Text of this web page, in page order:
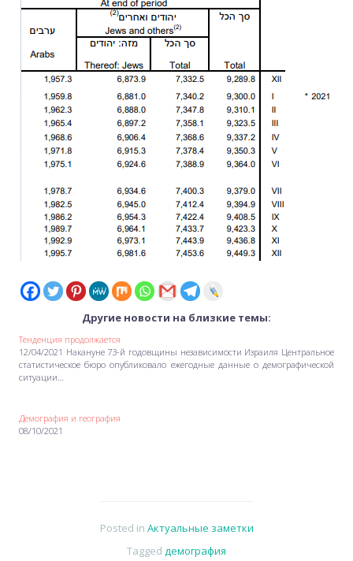
Другие новости на близкие темы:
Тенденция продолжается
12/04/2021 Накануне 73-й годовщины независимости Израиля Центральное
статистическое бюро опубликовало ежегодные данные о демографической
ситуации…
Демография и география
08/10/2021
Posted in Актуальные заметки
Tagged демография